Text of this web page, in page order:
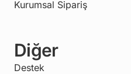
Kurumsal Sipariş
Diğer
Destek